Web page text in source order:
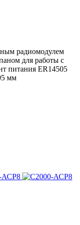
радиомодулем
для работы с
питания ER14505
мм